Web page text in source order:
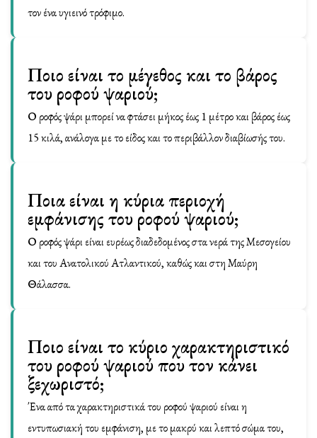
τον ένα υγιεινό τρόφιμο.
Ποιο είναι το μέγεθος και το βάρος
του ροφού ψαριού;
Ο ροφός ψάρι μπορεί να φτάσει μήκος έως 1 μέτρο και βάρος έως
15 κιλά, ανάλογα με το είδος και το περιβάλλον διαβίωσής του.
Ποια είναι η κύρια περιοχή
εμφάνισης του ροφού ψαριού;
Ο ροφός ψάρι είναι ευρέως διαδεδομένος στα νερά της Μεσογείου
και του Ανατολικού Ατλαντικού, καθώς και στη Μαύρη
Θάλασσα.
Ποιο είναι το κύριο χαρακτηριστικό
του ροφού ψαριού που τον κάνει
ξεχωριστό;
Ένα από τα χαρακτηριστικά του ροφού ψαριού είναι η
εντυπωσιακή του εμφάνιση, με το μακρύ και λεπτό σώμα του,